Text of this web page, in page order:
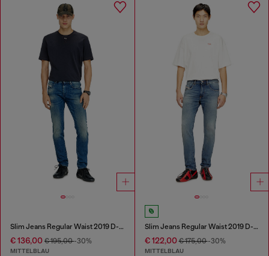
Slim Jeans Regular Waist 2019 D-Strukt
€ 136,00 € 195,00-30%
MITTELBLAU
Slim Jeans Regular Waist 2019 D-Strukt
€ 122,00€ 175,00-30%
MITTELBLAU